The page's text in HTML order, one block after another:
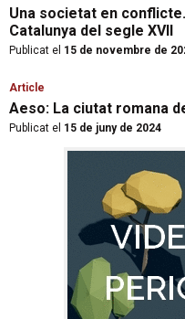
Una societat en
Catalunya del segle XVII
Publicat el 15 de novembre de
Article
Aeso: La ciutat romana
Publicat el 15 de juny de 2024